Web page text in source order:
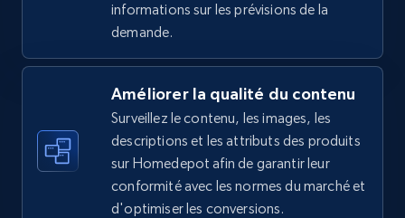
668+ Commencer
Amazon sellers info
Seller id, URL, Seller name, Description, Detailed
info, Stars, Feedbacks, Return policy, and more.
378+ Commencer
informations sur les prévisions de la
demande.
Améliorer la qualité du contenu
Surveillez le contenu, les images, les
descriptions et les attributs des produits
sur Homedepot afin de garantir leur
conformité avec les normes du marché et
d'optimiser les conversions.